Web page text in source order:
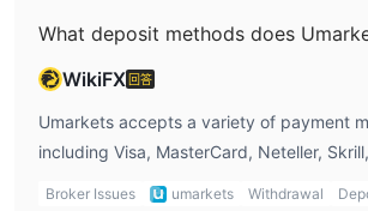
What deposit methods does
WikiFX 回答
Umarkets accepts a variety of payment
including Visa, MasterCard, Neteller,
cryptocurrencies. This flexibility is great
Broker Issues umarkets Withdrawal